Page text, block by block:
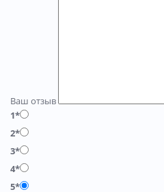
Ваш отзыв
1*
2*
3*
4*
5*